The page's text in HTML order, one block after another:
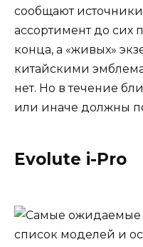
сообщают
ассортимент до сих
конца, а «живых»
китайскими
нет. Но в течение
или иначе должны
Evolute i-Pro